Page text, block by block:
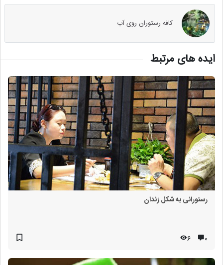
کافه رستوران روی آب
ایده های مرتبط
رستورانی به شکل زندان
۰ 6